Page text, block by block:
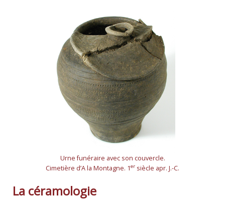
Urne funéraire avec son couvercle.
Cimetière d’A la Montagne. 1er siècle apr. J.-C.
La céramologie